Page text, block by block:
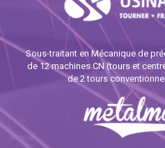
Sous-traitant en Mécanique de
de 12 machines CN (tours et
de 2 tours